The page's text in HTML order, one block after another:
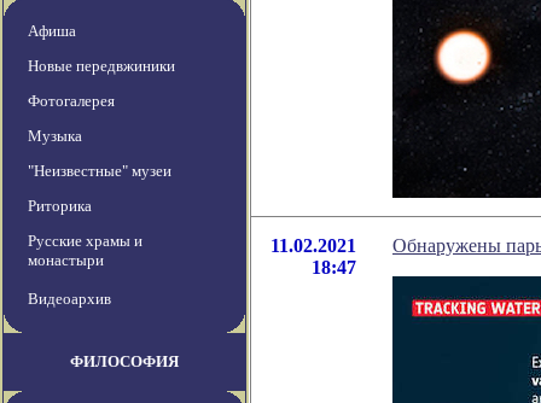
Афиша
Новые передвжиники
Фотогалерея
Музыка
"Неизвестные" музеи
Риторика
Русские храмы и
монастыри
Видеоархив
ФИЛОСОФИЯ
11.02.2021
18:47
Обнаружены